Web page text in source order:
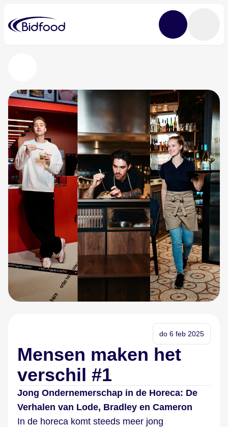
do 6 feb 2025
Mensen maken het
verschil #1
Jong Ondernemerschap in de Horeca: De
Verhalen van Lode, Bradley en Cameron
In de horeca komt steeds meer jong